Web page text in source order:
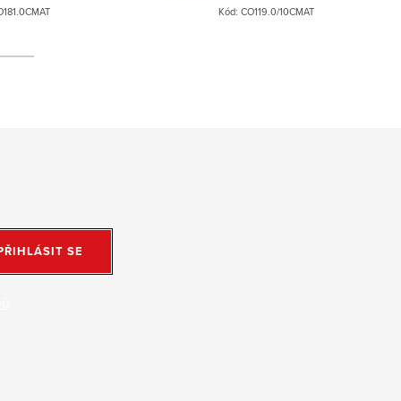
Kód: CO119.0/10CMAT
SE